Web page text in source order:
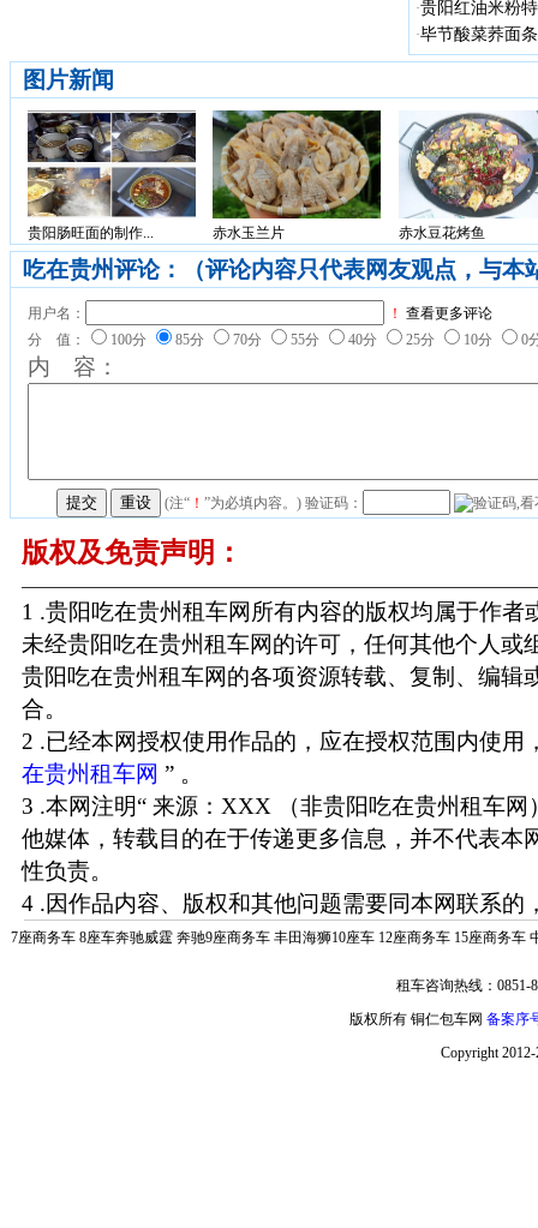
·贵阳红油米粉
·毕节酸菜荞面
图片新闻
贵阳肠旺面的制作... 赤水玉兰片 赤水豆花烤鱼
吃在贵州评论：（评论内容只代表网友观点，与本
用户名： ！ 查看更多评论
分 值：
100分 85分 70分 55分 40分 25分 10分 0
内 容：
(注“ ！ ”为必填内容。) 验证码：
版权及免责声明：
1 .贵阳吃在贵州租车网所有内容的版权均属于作者
未经贵阳吃在贵州租车网的许可，任何其他个人或
贵阳吃在贵州租车网的各项资源转载、复制、编辑
合。
2 .已经本网授权使用作品的，应在授权范围内使用
在贵州租车网 ” 。
3 .本网注明“ 来源：XXX （非贵阳吃在贵州租车网
他媒体，转载目的在于传递更多信息，并不代表本
性负责。
4 .因作品内容、版权和其他问题需要同本网联系的
7座商务车 8座车奔驰威霆 奔驰9座商务车 丰田海狮10座车 12座商务车 15座商务车
租车咨询热线：0851-
版权所有 铜仁包车网 备案序
Copyright